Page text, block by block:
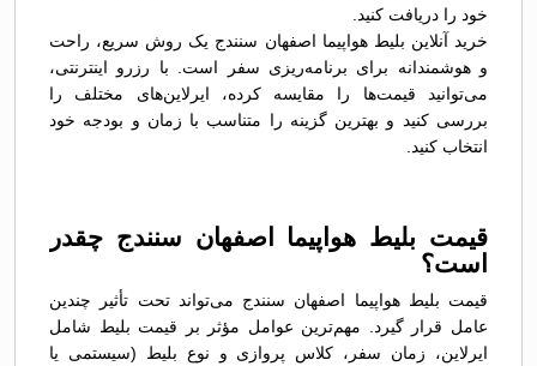
خود را دریافت کنید.
خرید آنلاین بلیط هواپیما اصفهان سنندج یک روش سریع، راحت
و هوشمندانه برای برنامه‌ریزی سفر است. با رزرو اینترنتی،
می‌توانید قیمت‌ها را مقایسه کرده، ایرلاین‌های مختلف را
بررسی کنید و بهترین گزینه را متناسب با زمان و بودجه خود
انتخاب کنید.
قیمت بلیط هواپیما اصفهان سنندج چقدر
است؟
قیمت بلیط هواپیما اصفهان سنندج می‌تواند تحت تأثیر چندین
عامل قرار گیرد. مهم‌ترین عوامل مؤثر بر قیمت بلیط شامل
ایرلاین، زمان سفر، کلاس پروازی و نوع بلیط (سیستمی یا